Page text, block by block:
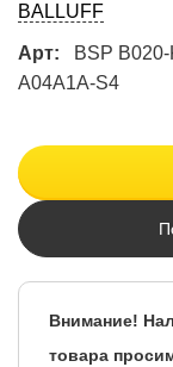
BALLUFF
Арт:
BSP
A04A1A-S4
Внимание!
товара